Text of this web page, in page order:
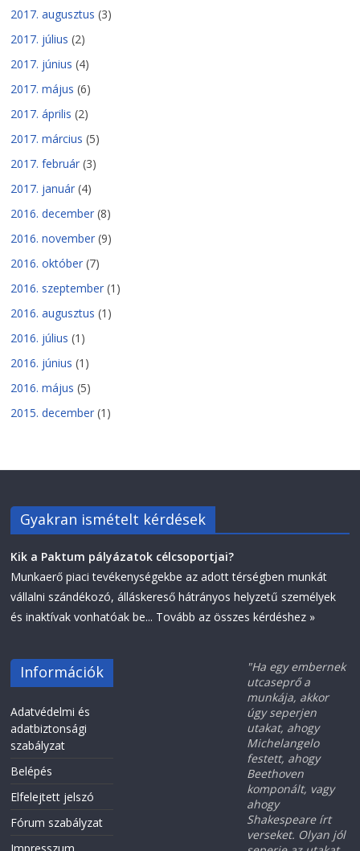
2017. augusztus (3)
2017. július (2)
2017. június (4)
2017. május (6)
2017. április (2)
2017. március (5)
2017. február (3)
2017. január (4)
2016. december (8)
2016. november (9)
2016. október (7)
2016. szeptember (1)
2016. augusztus (1)
2016. július (1)
2016. június (1)
2016. május (5)
2015. december (1)
Gyakran ismételt kérdések
Kik a Paktum pályázatok célcsoportjai?
Munkaerő piaci tevékenységekbe az adott térségben munkát
vállalni szándékozó, álláskereső hátrányos helyzetű személyek
és inaktívak vonhatóak be... Tovább az összes kérdéshez »
Információk
Adatvédelmi és
adatbiztonsági
szabályzat
Belépés
Elfelejtett jelszó
Fórum szabályzat
"Ha egy embernek
utcaseprő a
munkája, akkor
úgy seperjen
utakat, ahogy
Michelangelo
festett, ahogy
Beethoven
komponált, vagy
ahogy
Shakespeare írt
verseket. Olyan jól